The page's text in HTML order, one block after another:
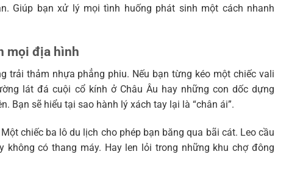
Giúp bạn xử lý mọi tình huống phát sinh một cách nhanh
mọi địa hình
trải thảm nhựa phẳng phiu. Nếu bạn từng kéo một chiếc vali
lát đá cuội cổ kính ở Châu Âu hay những con dốc dựng
Bạn sẽ hiểu tại sao hành lý xách tay lại là “chân ái”.
Một chiếc ba lô du lịch cho phép bạn băng qua bãi cát. Leo cầu
không có thang máy. Hay len lỏi trong những khu chợ đông